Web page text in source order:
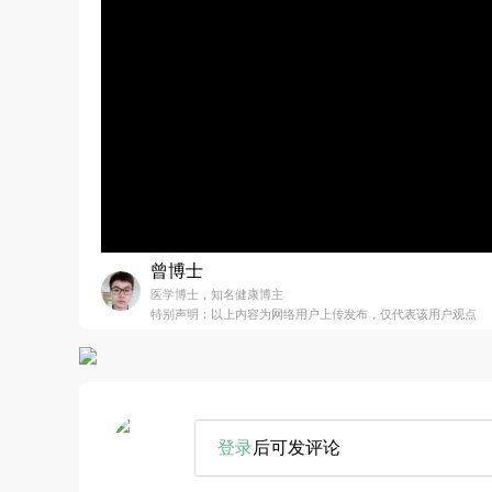
曾博士
医学博士，知名健康博主
特别声明：以上内容为网络用户上传发布，仅代表该用户观点
登录后可发评论